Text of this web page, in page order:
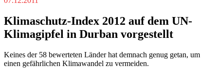
Klimaschutz-Index 2012 auf dem UN-
Klimagipfel in Durban vorgestellt
Keines der 58 bewerteten Länder hat demnach genug getan, um
einen gefährlichen Klimawandel zu vermeiden.